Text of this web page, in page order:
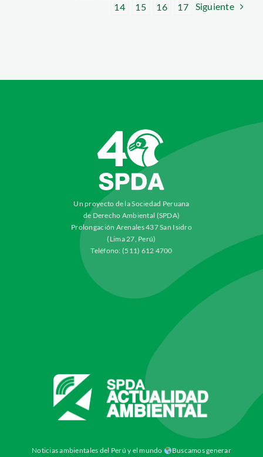
14
15 16 17 Siguiente
Un proyecto de la Sociedad Peruana
de Derecho Ambiental (SPDA)
Prolongación Arenales 437 San Isidro
(Lima 27, Perú)
Teléfono: (511) 612 4700
Noticias ambientales del Perú y el mundo Buscamos generar